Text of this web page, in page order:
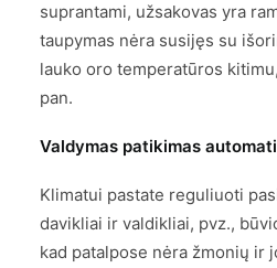
suprantami, užsakovas yra
taupymas nėra susijęs su
lauko oro temperatūros
pan.
Valdymas patikimas
Klimatui pastate reguliuoti
davikliai ir valdikliai, pvz.,
kad patalpose nėra žmonių ir